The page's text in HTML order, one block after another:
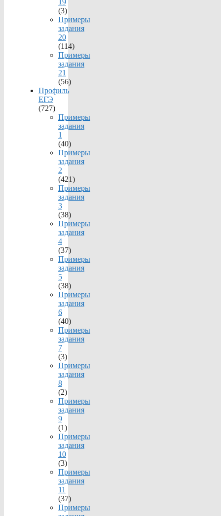
19
(3)
Примеры
задания
20
(114)
Примеры
задания
21
(56)
Профиль
ЕГЭ
(727)
Примеры
задания
1
(40)
Примеры
задания
2
(421)
Примеры
задания
3
(38)
Примеры
задания
4
(37)
Примеры
задания
5
(38)
Примеры
задания
6
(40)
Примеры
задания
7
(3)
Примеры
задания
8
(2)
Примеры
задания
9
(1)
Примеры
задания
10
(3)
Примеры
задания
11
(37)
Примеры